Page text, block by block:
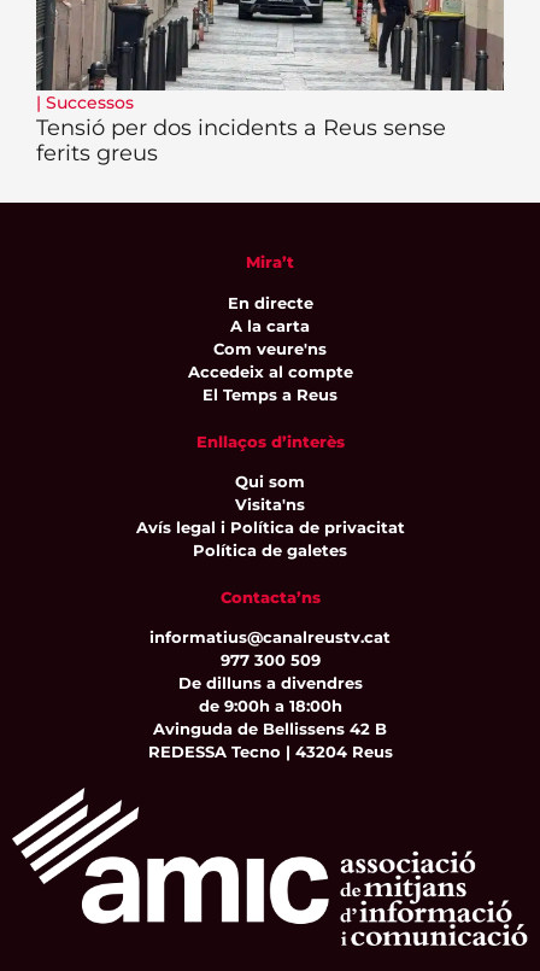
| Successos
Tensió per dos incidents a Reus sense
ferits greus
Mira’t
En directe
A la carta
Com veure'ns
Accedeix al compte
El Temps a Reus
Enllaços d’interès
Qui som
Visita'ns
Avís legal i Política de privacitat
Política de galetes
Contacta’ns
informatius@canalreustv.cat
977 300 509
De dilluns a divendres
de 9:00h a 18:00h
Avinguda de Bellissens 42 B
REDESSA Tecno | 43204 Reus